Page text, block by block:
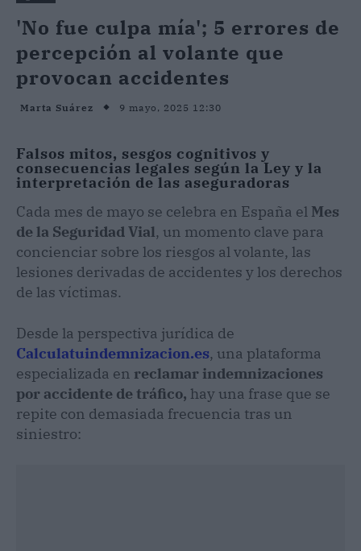
'No fue culpa mía'; 5 errores de
percepción al volante que
provocan accidentes
Marta Suárez 9 mayo, 2025 12:30
Falsos mitos, sesgos cognitivos y
consecuencias legales según la Ley y la
interpretación de las aseguradoras
Cada mes de mayo se celebra en España el Mes
de la Seguridad Vial, un momento clave para
concienciar sobre los riesgos al volante, las
lesiones derivadas de accidentes y los derechos
de las víctimas.
Desde la perspectiva jurídica de
Calculatuindemnizacion.es, una plataforma
especializada en reclamar indemnizaciones
por accidente de tráfico, hay una frase que se
repite con demasiada frecuencia tras un
siniestro: